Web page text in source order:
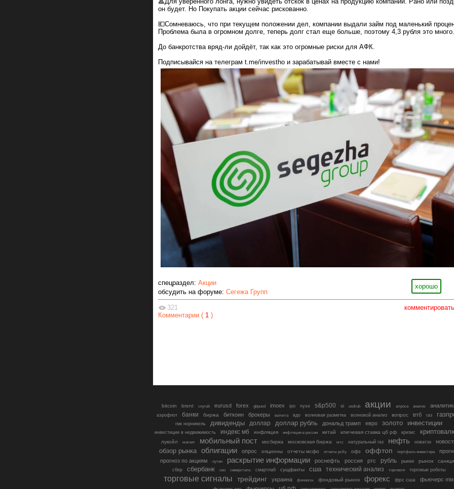
он будет. Но Покупать акции сейчас рискованно.
💶Сомневаюсь, что при текущем положении дел, компании выдали займ под маленький
Проблема была в огромном долге, теперь долг стал еще больше, поэтому 4,3 рубля это много.
До банкротства вряд-ли дойдёт, так как это огромные риски для АФК.
Подписывайся на телеграм t.me/investho и зарабатывай вместе с нами!
хорошо
спецраздел: Акции
обсудить на форуме: Сегежа Групп
комментировать
321
Комментарии ( 1 )
bitcoin brent cnyrub eurusd forex gbpusd imoex ipo nyse s&p500 si usdrub акции алроса анализ
аэрофлот банки биржа биткоин брокеры валюта вдо волновая разметка волновой анализ вопрос втб газ
гмк норникель дивиденды доллар доллар рубль дональд трамп евро золото инвестиции
инвестиции в недвижимость индекс мб инфляция инфляция в россии китай ключевая ставка цб рф кризис
лукойл магнит мобильный пост мосбиржа московская биржа мтс натуральный газ нефть новатэк
обзор рынка облигации опрос опционы отчеты мсфо отчеты рсбу офз оффтоп портфель инвестора
прогноз по акциям
путин раскрытие информации роснефть россия ртс рубль рынки рынок
сбер сбербанк сво северсталь смартлаб сущфакты сша технический анализ торговля торговые роботы
торговые сигналы трейдинг украина финансы фондовый рынок форекс фрс сша фьючерс mix